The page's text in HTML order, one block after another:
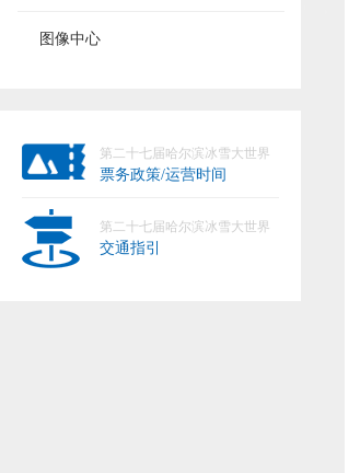
图像中心
第二十七届哈尔滨冰雪大世界
票务政策/运营时间
第二十七届哈尔滨冰雪大世界
交通指引